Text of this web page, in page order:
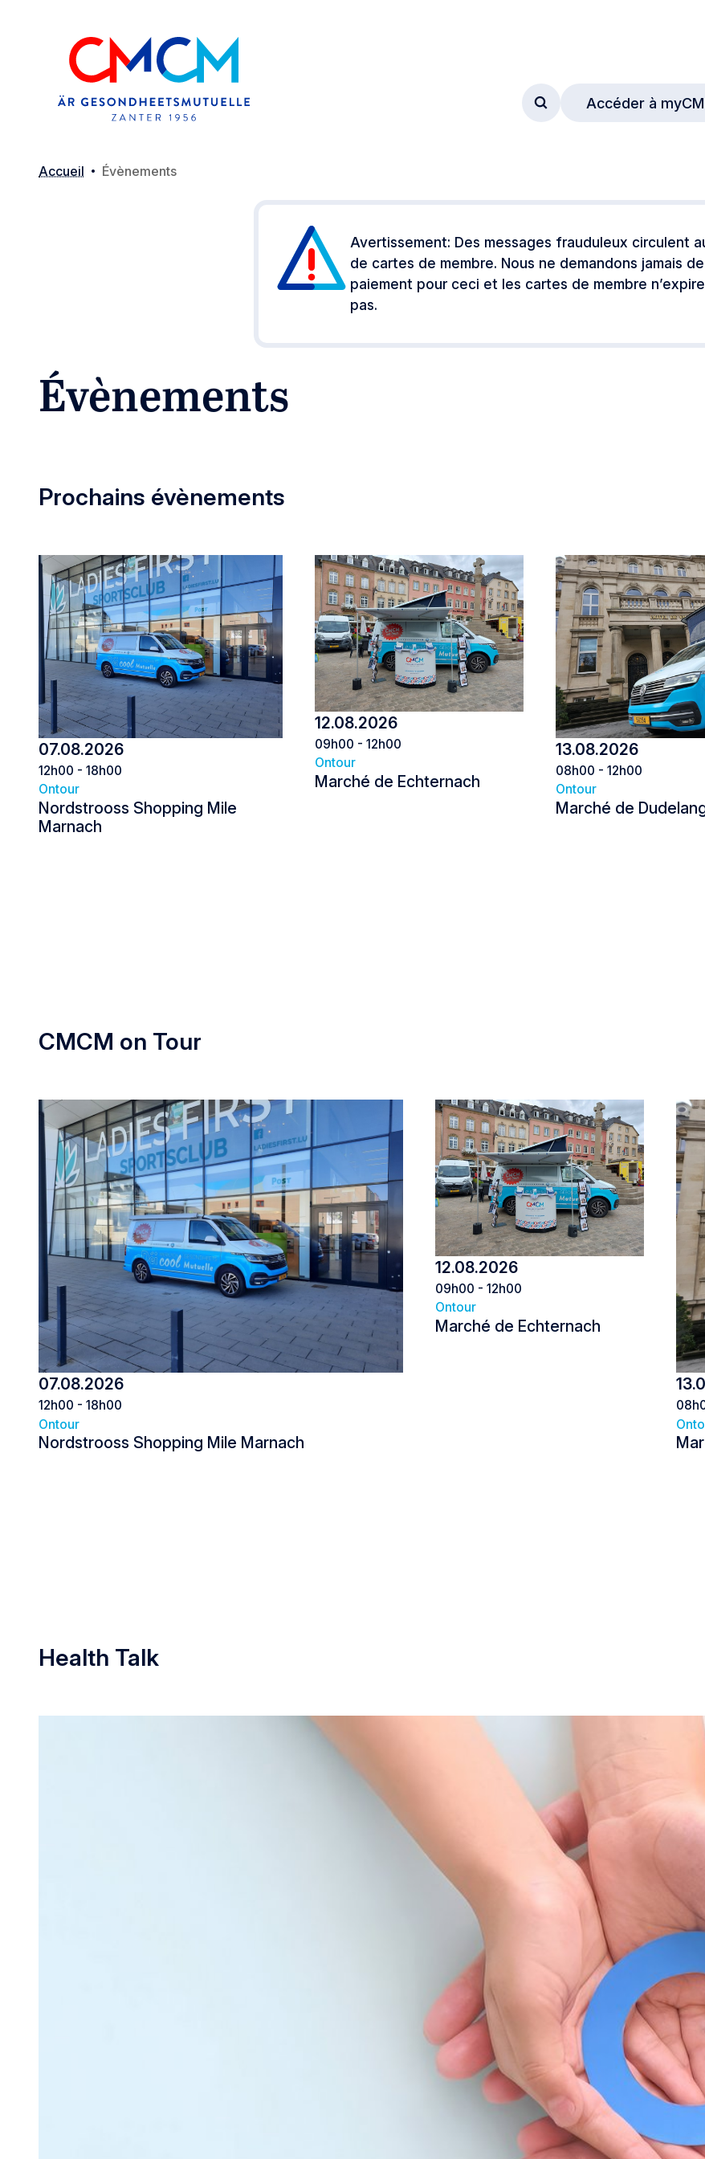
Accéder au formulaire
Accéder à
Accueil Évènements
Avertissement: Des messages frauduleux circulent
de cartes de membre. Nous ne demandons jamais de
paiement pour ceci et les cartes de membre
pas.
Évènements
Prochains évènements
Nordstrooss Shopping Mile
Marnach
Ontour
07.08.2026
12h00 - 18h00
Marché de Echternach
Ontour
12.08.2026
09h00 - 12h00
Marché de
Ontour
13.08.2026
08h00 - 12h00
CMCM on Tour
Nordstrooss Shopping Mile Marnach
Ontour
07.08.2026
12h00 - 18h00
Marché de Echternach
Ontour
12.08.2026
09h00 - 12h00
Health Talk